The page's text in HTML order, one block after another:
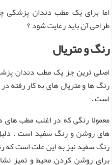
اما برای یک مطب دندان پزشکی
طراحی آن باید رعایت شود ؟
رنگ و متریال
اصلی ترین جز یک مطب دندان
رنگ ها و متریال های به کار رفته
است .
معمولا رنگی که در اغلب مطب
های روشن و رنگ سفید است .
رنگ سفید نیز به این علت است که
برای روشن کردن محیط و تمیز